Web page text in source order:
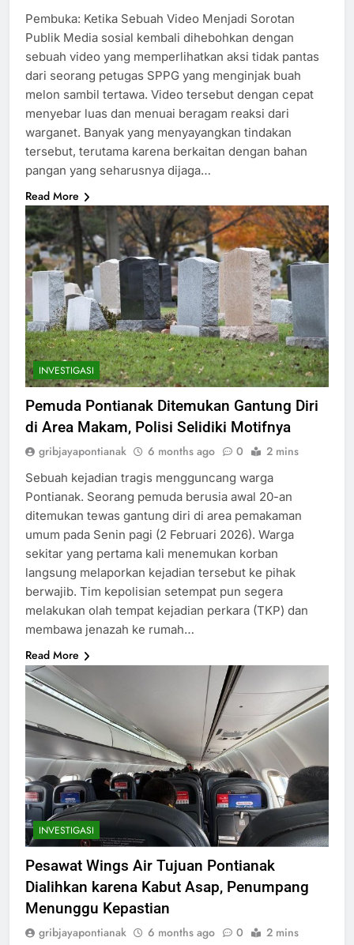
Pembuka: Ketika Sebuah Video Menjadi Sorotan
Publik Media sosial kembali dihebohkan dengan
sebuah video yang memperlihatkan aksi tidak pantas
dari seorang petugas SPPG yang menginjak buah
melon sambil tertawa. Video tersebut dengan cepat
menyebar luas dan menuai beragam reaksi dari
warganet. Banyak yang menyayangkan tindakan
tersebut, terutama karena berkaitan dengan bahan
pangan yang seharusnya dijaga…
Read More
INVESTIGASI
Pemuda Pontianak Ditemukan Gantung Diri
di Area Makam, Polisi Selidiki Motifnya
gribjayapontianak 6 months ago 0 2 mins
Sebuah kejadian tragis mengguncang warga
Pontianak. Seorang pemuda berusia awal 20-an
ditemukan tewas gantung diri di area pemakaman
umum pada Senin pagi (2 Februari 2026). Warga
sekitar yang pertama kali menemukan korban
langsung melaporkan kejadian tersebut ke pihak
berwajib. Tim kepolisian setempat pun segera
melakukan olah tempat kejadian perkara (TKP) dan
membawa jenazah ke rumah…
Read More
INVESTIGASI
Pesawat Wings Air Tujuan Pontianak
Dialihkan karena Kabut Asap, Penumpang
Menunggu Kepastian
gribjayapontianak 6 months ago 0 2 mins